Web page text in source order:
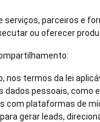
serviços, parceiros e
ou oferecer
nos termos da lei
pessoais, como
com plataformas de
para gerar leads,